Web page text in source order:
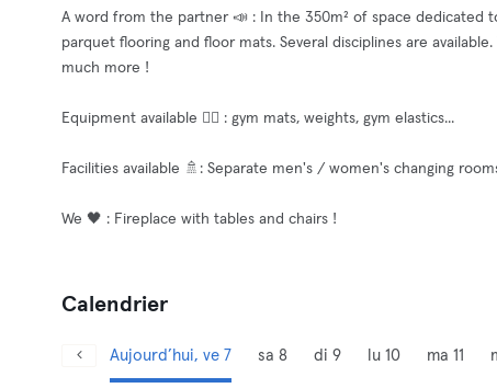
A word from the partner 📣 : In the 350m² of space dedicated
parquet flooring and floor mats. Several disciplines are
much more !
Equipment available 🧘‍♂️ : gym mats, weights, gym elastics...
Facilities available 🚿: Separate men's / women's changing
We 🖤 : Fireplace with tables and chairs !
Calendrier
Aujourd’hui, ve 7 sa 8 di 9 lu 10 ma 11